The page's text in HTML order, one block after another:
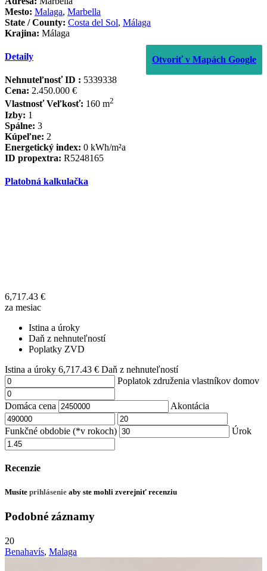
Mesto: Malaga, Marbella
State / County: Costa del Sol, Málaga
Krajina: Málaga
Otvoriť v Mapách Google
Detaily
Nehnuteľnosť ID : 5339338
Cena: 2.450.000 €
Vlastnosť Veľkosť: 160 m2
Izby: 1
Spálne: 3
Kúpeľne: 2
Energetický index: 0 kWh/m²a
ID propextra: R5248165
Platobná kalkulačka
6,717.43 €
za mesiac
Istina a úroky
Daň z nehnuteľností
Poplatky ZVD
Istina a úroky 6,717.43 € Daň z nehnuteľností
Poplatok združenia vlastníkov domov
Domáca cena Akontácia
Funkčné obdobie (*v rokoch) Úrok
Recenzie
Musíte prihlásenie aby ste mohli zverejniť recenziu
Podobné záznamy
20
Benahavís, Malaga